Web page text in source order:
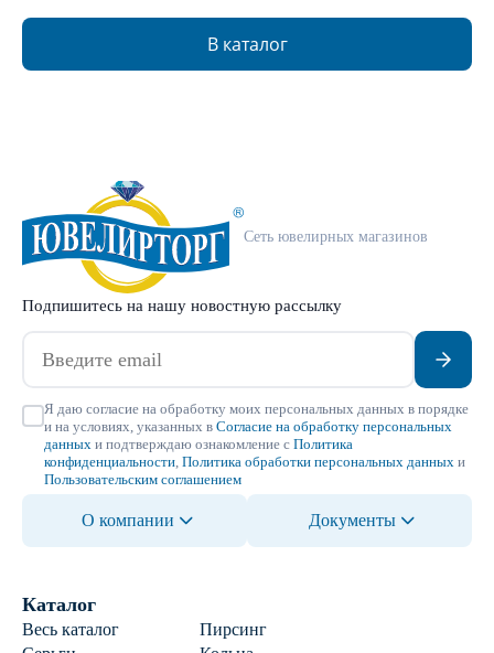
В каталог
Сеть ювелирных магазинов
Подпишитесь на нашу новостную рассылку
Я даю согласие на обработку моих персональных данных в порядке
и на условиях, указанных в Согласие на обработку персональных
данных и подтверждаю ознакомление с Политика
конфиденциальности Политика обработки персональных данных и
Пользовательским соглашением
О компании Документы
Каталог
Весь каталог
Пирсинг